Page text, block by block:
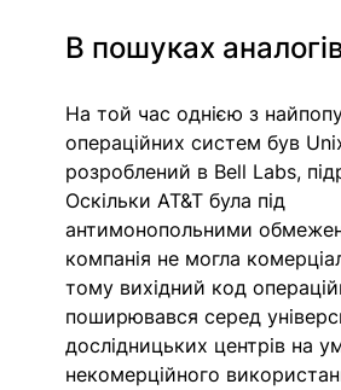
В пошуках
На той час однією з
операційних систем був
розроблений в Bell Labs,
Оскільки AT&T була під
антимонопольними
компанія не могла
тому вихідний код
поширювався серед
дослідницьких центрів на
некомерційного